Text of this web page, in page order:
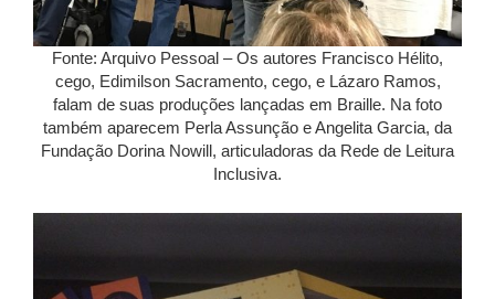
Fonte: Arquivo Pessoal – Os autores Francisco Hélito,
cego, Edimilson Sacramento, cego, e Lázaro Ramos,
falam de suas produções lançadas em Braille. Na foto
também aparecem Perla Assunção e Angelita Garcia, da
Fundação Dorina Nowill, articuladoras da Rede de Leitura
Inclusiva.